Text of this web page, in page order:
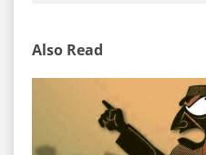
Also Read